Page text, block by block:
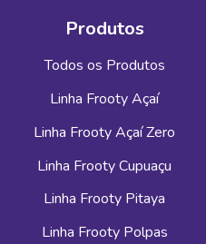
Produtos
Todos os Produtos
Linha Frooty Açaí
Linha Frooty Açaí Zero
Linha Frooty Cupuaçu
Linha Frooty Pitaya
Linha Frooty Polpas